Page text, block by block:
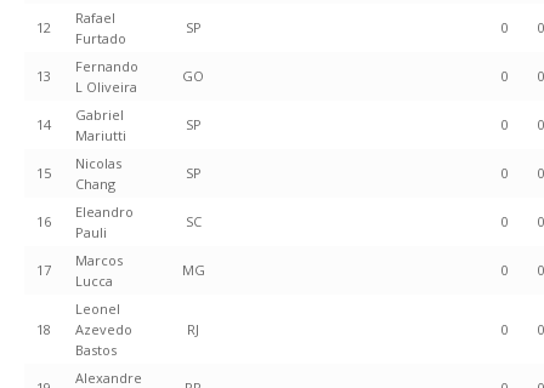
12
Rafael
Furtado
SP 0 0
13
Fernando
L Oliveira
GO 0 0
14
Gabriel
Mariutti
SP 0 0
15
Nicolas
Chang
SP 0 0
16
Eleandro
Pauli
SC 0 0
17
Marcos
Lucca
MG 0 0
18
Leonel
Azevedo
Bastos
RJ 0 0
Alexandre